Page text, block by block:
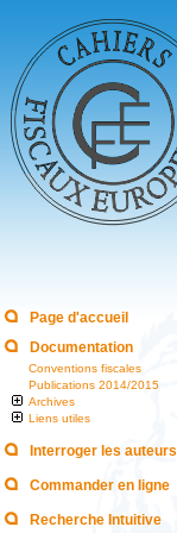
Page d'accueil
Documentation
Conventions fiscales
Publications 2014/2015
Archives
Liens utiles
Interroger les auteurs
Commander en ligne
Recherche Intuitive